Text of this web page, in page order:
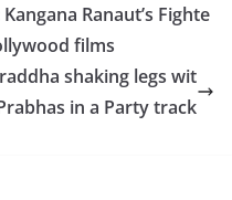
Ranaut’s Fighte
films
shaking legs wit
in a Party track